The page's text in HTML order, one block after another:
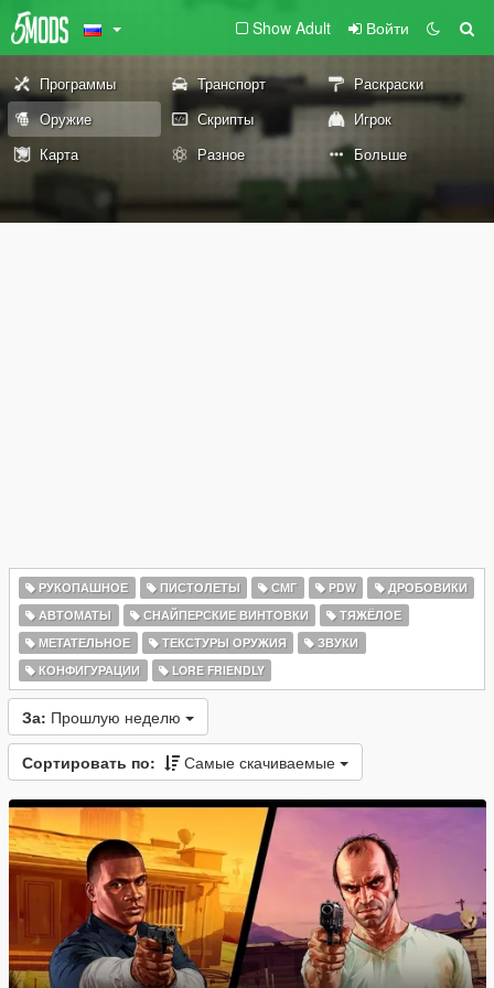
Show Adult Войти
Программы Транспорт
Раскраски
Оружие
Скрипты
Игрок
Карта
Разное Больше
РУКОПАШНОЕ ПИСТОЛЕТЫ СМГ PDW
ДРОБОВИКИ
АВТОМАТЫ
СНАЙПЕРСКИЕ ВИНТОВКИ
ТЯЖЁЛОЕ
МЕТАТЕЛЬНОЕ
ТЕКСТУРЫ ОРУЖИЯ
ЗВУКИ
КОНФИГУРАЦИИ
LORE FRIENDLY
За: Прошлую неделю
Сортировать по: Самые скачиваемые